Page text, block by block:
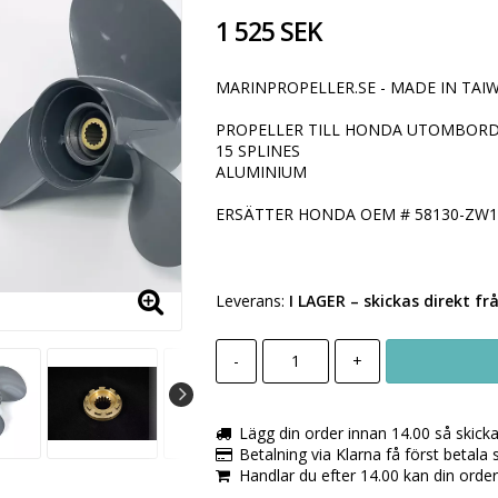
1 525 SEK
MARINPROPELLER.SE - MADE IN
PROPELLER TILL HONDA
15 SPLINES
ALUMINIUM
ERSÄTTER HONDA OEM # 58130-
Leverans: I LAGER – skickas direkt
- +
Lägg din order innan 14.00 så
Betalning via Klarna få först betala
Handlar du efter 14.00 kan din